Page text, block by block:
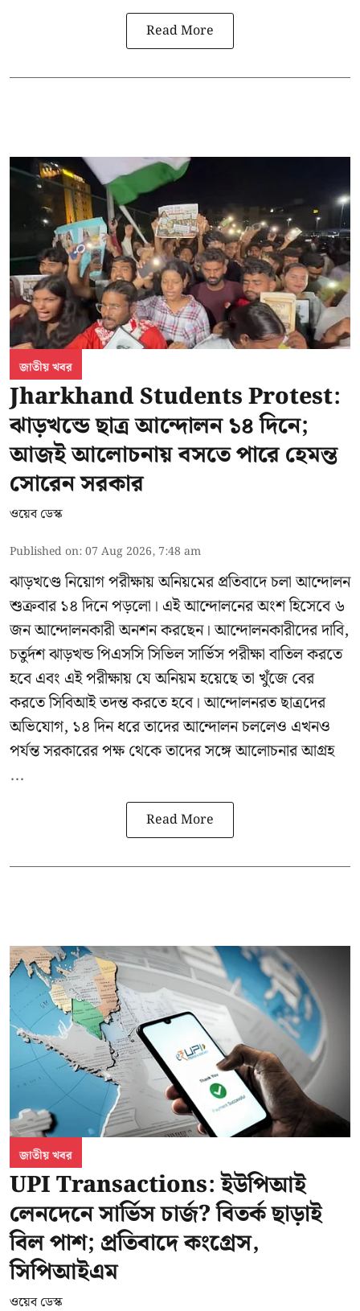
Read More
জাতীয় খবর
Jharkhand Students Protest:
ঝাড়খন্ডে ছাত্র আন্দোলন ১৪ দিনে;
আজই আলোচনায় বসতে পারে হেমন্ত
সোরেন সরকার
ওয়েব ডেস্ক
Published on:07 Aug 2026, 7:48 am
ঝাড়খণ্ডে নিয়োগ পরীক্ষায় অনিয়মের প্রতিবাদে চলা আন্দোলন
শুক্রবার ১৪ দিনে পড়লো। এই আন্দোলনের অংশ হিসেবে ৬
জন আন্দোলনকারী অনশন করছেন। আন্দোলনকারীদের দাবি,
চতুর্দশ ঝাড়খন্ড পিএসসি সিভিল সার্ভিস পরীক্ষা বাতিল করতে
হবে এবং এই পরীক্ষায় যে অনিয়ম হয়েছে তা খুঁজে বের
করতে সিবিআই তদন্ত করতে হবে। আন্দোলনরত ছাত্রদের
অভিযোগ, ১৪ দিন ধরে তাদের আন্দোলন চললেও এখনও
পর্যন্ত সরকারের পক্ষ থেকে তাদের সঙ্গে আলোচনার আগ্রহ
...
Read More
জাতীয় খবর
UPI Transactions: ইউপিআই
লেনদেনে সার্ভিস চার্জ? বিতর্ক ছাড়াই
বিল পাশ; প্রতিবাদে কংগ্রেস,
সিপিআইএম
ওয়েব ডেস্ক